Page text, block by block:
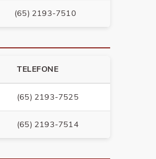
(65) 2193-7510
TELEFONE
(65) 2193-7525
(65) 2193-7514